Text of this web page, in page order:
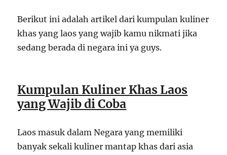
Berikut ini adalah artikel dari kumpulan kuliner
khas yang laos yang wajib kamu nikmati jika
sedang berada di negara ini ya guys.
Kumpulan Kuliner Khas Laos
yang Wajib di Coba
Laos masuk dalam Negara yang memiliki
banyak sekali kuliner mantap khas dari asia